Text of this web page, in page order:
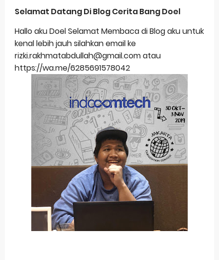
Selamat Datang Di Blog Cerita Bang Doel
Hallo aku Doel Selamat Membaca di Blog aku untuk
kenal lebih jauh silahkan email ke
rizki.rakhmatabdullah@gmail.com atau
https://wa.me/6285691578042